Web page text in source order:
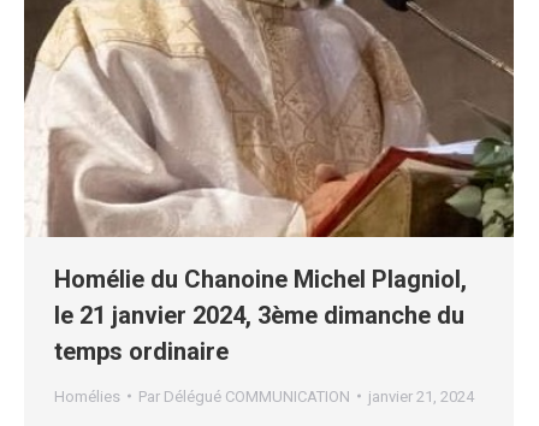
Homélie du Chanoine Michel Plagniol,
le 21 janvier 2024, 3ème dimanche du
temps ordinaire
Homélies Par Délégué COMMUNICATION janvier 21, 2024